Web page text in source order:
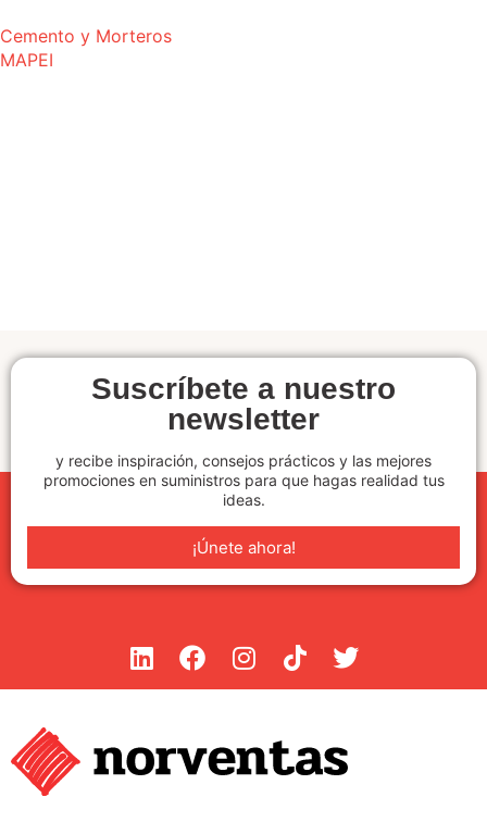
Cemento y Morteros
MAPEI
Suscríbete a nuestro
newsletter
y recibe inspiración, consejos prácticos y las mejores
promociones en suministros para que hagas realidad tus
ideas.
¡Únete ahora!